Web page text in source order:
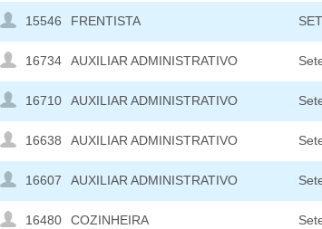
15546 FRENTISTA
16734 AUXILIAR ADMINISTRATIVO
16710 AUXILIAR ADMINISTRATIVO
16638 AUXILIAR ADMINISTRATIVO
16607 AUXILIAR ADMINISTRATIVO
16480 COZINHEIRA